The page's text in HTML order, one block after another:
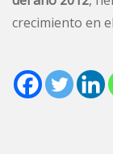
crecimiento en